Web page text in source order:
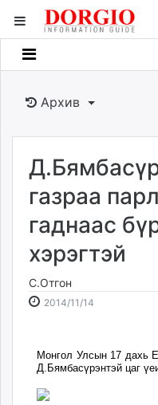
Мэдээллийн
Банк санхүү
Бизнес ААН
Төрийн
Нийслэлийн
dorgio.mn
Gogo.mn
caak.mn
news.mn
zindaa.mn
tovch.mn
ikon.mn
mnb.mn
Архив
газраа
гаднаас
хэрэгтэй
С.Отгон
2014/11/14
20:37:44
03:32:07
Монгол Улсын 17 дахь
Д.Бямбасүрэнтэй цаг